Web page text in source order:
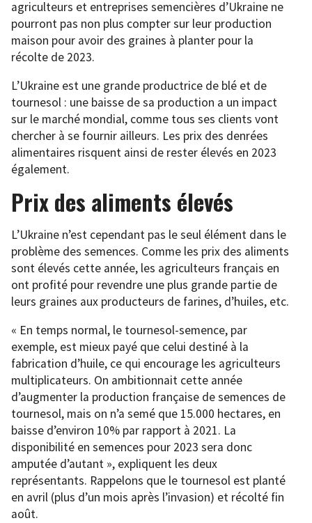
agriculteurs et entreprises semencières d’Ukraine ne
pourront pas non plus compter sur leur production
maison pour avoir des graines à planter pour la
récolte de 2023.
L’Ukraine est une grande productrice de blé et de
tournesol : une baisse de sa production a un impact
sur le marché mondial, comme tous ses clients vont
chercher à se fournir ailleurs. Les prix des denrées
alimentaires risquent ainsi de rester élevés en 2023
également.
Prix des aliments élevés
L’Ukraine n’est cependant pas le seul élément dans le
problème des semences. Comme les prix des aliments
sont élevés cette année, les agriculteurs français en
ont profité pour revendre une plus grande partie de
leurs graines aux producteurs de farines, d’huiles, etc.
« En temps normal, le tournesol-semence, par
exemple, est mieux payé que celui destiné à la
fabrication d’huile, ce qui encourage les agriculteurs
multiplicateurs. On ambitionnait cette année
d’augmenter la production française de semences de
tournesol, mais on n’a semé que 15.000 hectares, en
baisse d’environ 10% par rapport à 2021. La
disponibilité en semences pour 2023 sera donc
amputée d’autant », expliquent les deux
représentants. Rappelons que le tournesol est planté
en avril (plus d’un mois après l’invasion) et récolté fin
août.